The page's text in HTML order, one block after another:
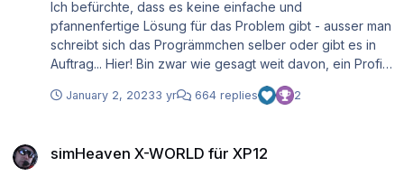
zwischen 30000 und 80000 - dies ist die ultimative
Holzhammer-Methode zur harten Begrenzung der
Rendering-Distanz und wirkt sich auf ALLES aus (inkl.
Atmosphäre und Weltall). Sieht nicht schön aus, aber
kann im äussersten Notfall helfen, die FPS zu halten.
Ich befürchte, dass es keine einfache und
pfannenfertige Lösung für das Problem gibt - ausser man
schreibt sich das Progrämmchen selber oder gibt es in
Auftrag... Hier! Bin zwar wie gesagt weit davon, ein Profi
zu sein, drüfte allerdings die Anfängerphase mit totaler
Ahnungslosigkeit schon hinter mir haben Wenn du mir
nicht.
January 2, 20233 yr 664 replies 2
simHeaven X-WORLD für XP12